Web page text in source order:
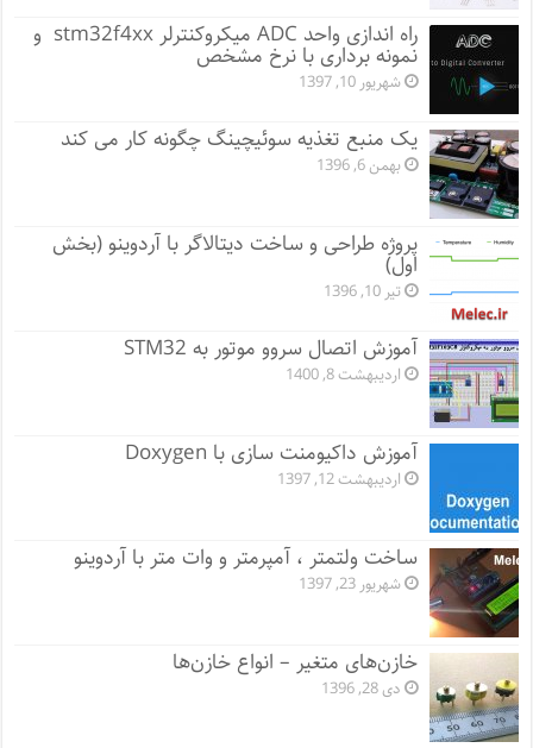
راه اندازی واحد ADC میکروکنترلر stm32f4xx و
نمونه برداری با نرخ مشخص
شهریور 10, 1397
یک منبع تغذیه سوئیچینگ چگونه کار می کند
بهمن 6, 1396
پروژه طراحی و ساخت دیتالاگر با آردوینو (بخش
اول)
تیر 10, 1396
آموزش اتصال سروو موتور به STM32
اردیبهشت 8, 1400
آموزش داکیومنت سازی با Doxygen
اردیبهشت 12, 1397
ساخت ولتمتر ، آمپرمتر و وات متر با آردوینو
شهریور 23, 1397
خازن‌های متغیر – انواع خازن‌ها
دی 28, 1396